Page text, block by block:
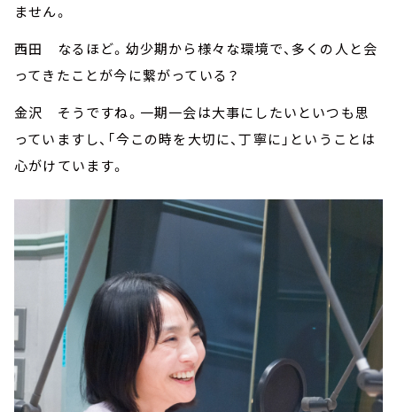
ません。
西田 なるほど。幼少期から様々な環境で、多くの人と会
ってきたことが今に繋がっている？
金沢 そうですね。一期一会は大事にしたいといつも思
っていますし、「今この時を大切に、丁寧に」ということは
心がけています。